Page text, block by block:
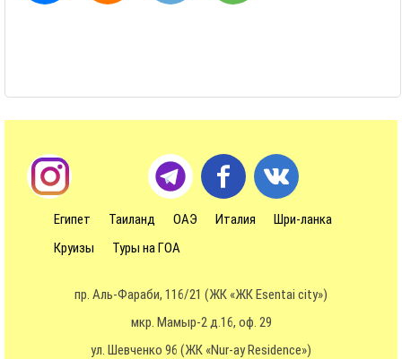
Египет Таиланд ОАЭ Италия
Шри-ланка
Круизы
Туры на ГОА
пр. Аль-Фараби, 116/21 (ЖК «ЖК Esentai city»)
мкр. Мамыр-2 д.16, оф. 29
ул. Шевченко 96 (ЖК «Nur-ay Residence»)